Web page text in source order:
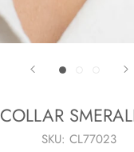
COLLAR
SKU: CL77023